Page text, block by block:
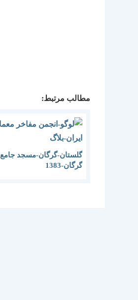
مطالب مرتبط:
گلستان-گرگان-مسجد جامع
گرگان-1383